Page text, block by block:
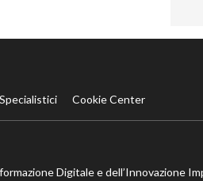
Cookie Center
Digitale e dell’Innovazione